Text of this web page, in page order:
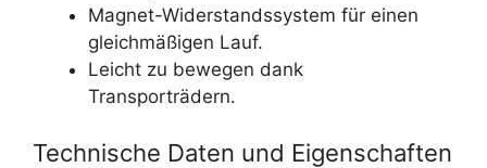
Magnet-Widerstandssystem für einen
gleichmäßigen Lauf.
Leicht zu bewegen dank
Transporträdern.
Technische Daten und Eigenschaften